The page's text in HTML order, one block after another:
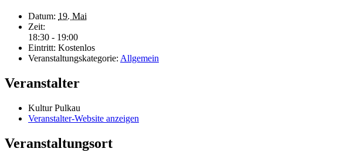
Datum: 19. Mai
Zeit:
18:30 - 19:00
Eintritt: Kostenlos
Veranstaltungskategorie: Allgemein
Veranstalter
Kultur Pulkau
Veranstalter-Website anzeigen
Veranstaltungsort